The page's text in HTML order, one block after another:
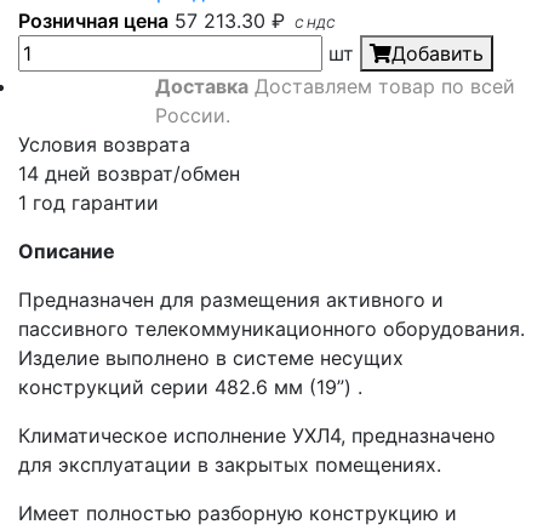
Розничная цена 57 213.30 ₽ С НДС
шт
Добавить
ДоставкаДоставляем товар по всей
России.
Условия возврата
14 дней возврат/обмен
1 год гарантии
Описание
Предназначен для размещения активного и
пассивного телекоммуникационного оборудования.
Изделие выполнено в системе несущих
конструкций серии 482.6 мм (19”) .
Климатическое исполнение УХЛ4, предназначено
для эксплуатации в закрытых помещениях.
Имеет полностью разборную конструкцию и